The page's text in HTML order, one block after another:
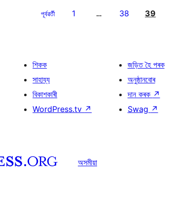
পূৰ্বৱৰ্তী 1 … 38 39
শিকক
সাহায্য
বিকাশকাৰী
WordPress.tv ↗
জড়িত হৈ পৰক
অনুষ্ঠানবোৰ
দান কৰক ↗
Swag ↗
অসমীয়া